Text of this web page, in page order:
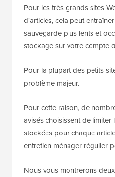
Pour les très grands sites
d'articles, cela peut
sauvegarde plus lents et
stockage sur votre compte
Pour la plupart des petits
problème majeur.
Pour cette raison, de
avisés choisissent de
stockées pour chaque
entretien ménager régulier
Nous vous montrerons